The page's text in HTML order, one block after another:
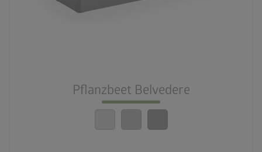
Pflanzbeet Belvedere
calendar_month
20 Jahre Garantie